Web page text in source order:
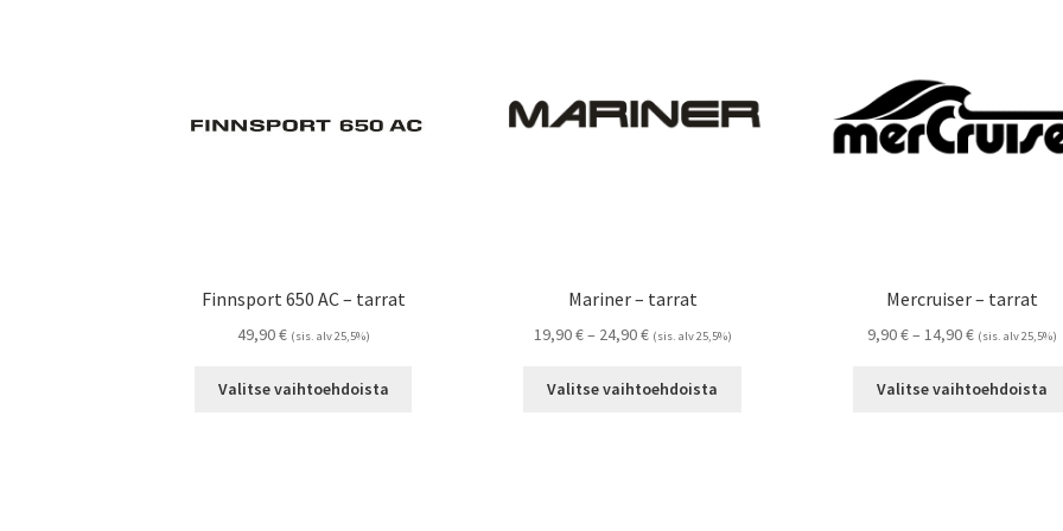
Finnsport 650 AC – tarrat
49,90€ (sis. alv 25,5%)
Valitse vaihtoehdoista
Mariner – tarrat
19,90€– 24,90€Hintaluokka:
-
(sis. alv 25,5%)
Valitse vaihtoehdoista
Mercruiser – tarrat
9,90€– 14,90€Hintaluokka:
-
(sis. alv 25,5%)
Valitse vaihtoehdoista